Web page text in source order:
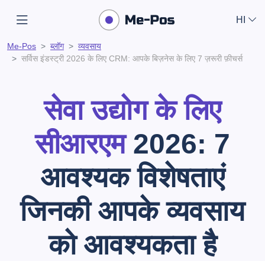
HI
Me-Pos ब्लॉग
व्यवसाय
सर्विस इंडस्ट्री 2026 के लिए CRM: आपके बिज़नेस के लिए 7 ज़रूरी फ़ीचर्स
सेवा उद्योग के लिए
सीआरएम2026: 7
आवश्यक विशेषताएं
जिनकी आपके व्यवसाय
को आवश्यकता है